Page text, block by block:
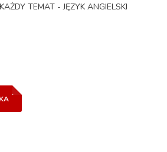
TEMAT - JĘZYK ANGIELSKI